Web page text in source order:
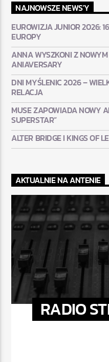
NAJNOWSZE NEWS'Y
EUROWIZJA JUNIOR 2026:
EUROPY
ANNA WYSZKONI Z
ANIAVERSARY
DNI MYŚLENIC 2026 –
RELACJA
MUSE ZAPOWIADA NOWY
SUPERSTAR”
ALTER BRIDGE I KINGS OF
AKTUALNIE NA ANTENIE
RADIO